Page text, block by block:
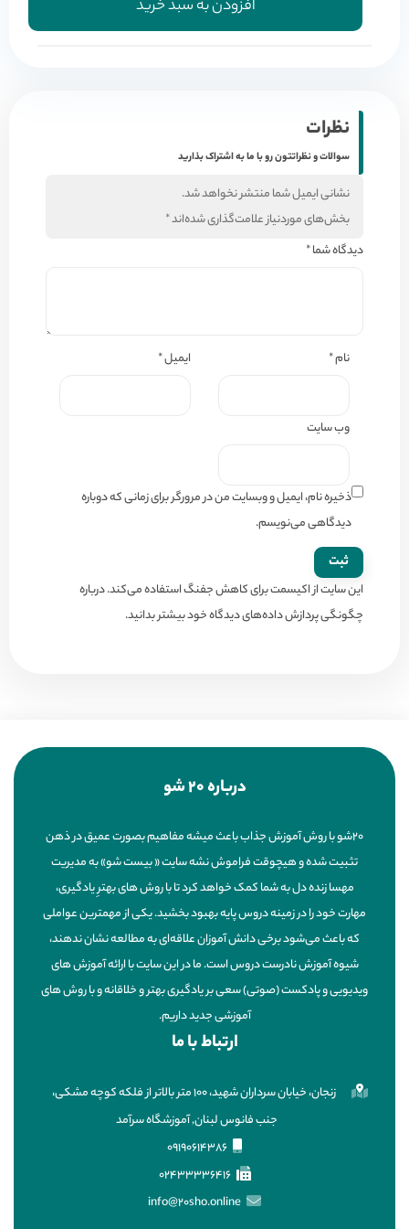
5.600.000 تومان
افزودن به سبد خرید
نظرات
سوالات و نظراتتون رو با ما به اشتراک بذارید
نشانی ایمیل شما منتشر نخواهد شد.
بخش‌های موردنیاز علامت‌گذاری شده‌اند*
دیدگاه شما*
نام* ایمیل*
وب‌ سایت
ذخیره نام، ایمیل و وبسایت من در مرورگر برای زمانی که دوباره
دیدگاهی می‌نویسم.
این سایت از اکیسمت برای کاهش جفنگ استفاده می‌کند.درباره
چگونگی پردازش داده‌های دیدگاه خود بیشتر بدانید.
درباره 20 شو
20شو با روش آموزش جذاب باعث میشه مفاهیم بصورت عمیق در ذهن
تثبیت شده و هیچوقت فراموش نشه سایت « بیست شو» به مدیریت
مهسا زنده دل به شما کمک خواهد کرد تا با روش های بهترِ یادگیری،
مهارت خود را در زمینه دروس پایه بهبود بخشید. یکی از مهمترین عواملی
که باعث می‌شود برخی دانش آموزان علاقه‌ای به مطالعه نشان ندهند،
شیوه آموزش نادرست دروس است. ما در این سایت با ارائه آموزش های
ویدیویی و پادکست (صوتی) سعی بر یادگیری بهتر و خلاقانه و با روش های
آموزشی جدید داریم.
ارتباط با ما
زنجان، خیابان سرداران شهید، ۱۰۰ متر بالاتر از فلکه کوچه مشکی،
جنب فانوس لبنان, آموزشگاه سرآمد
02433336416